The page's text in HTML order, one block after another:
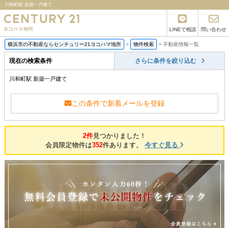
川和町駅 新築一戸建て
LINEで相談 問い合わせ
横浜市の不動産ならセンチュリー21ヨコハマ地所 > 物件検索 > 不動産情報一覧
現在の検索条件 さらに条件を絞り込む
川和町駅 新築一戸建て
この条件で新着メールを登録
2件見つかりました！
会員限定物件は352件あります。 今すぐ見る